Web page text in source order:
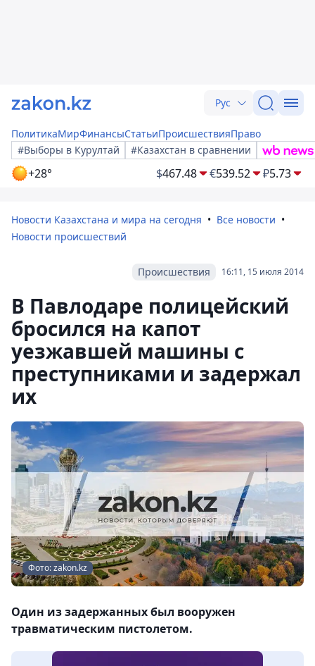
Рус
ПолитикаМирФинансыСтатьиПроисшествияПраво
#Выборы в Курултай
#Казахстан в сравнении
+28° $467.48 €539.52 ₽5.73
Новости Казахстана и мира на сегодня
Все новости
Новости происшествий
16:11, 15 июля 2014
Происшествия
В Павлодаре полицейский
бросился на капот
уезжавшей машины с
преступниками и задержал
их
Фото: zakon.kz
Один из задержанных был вооружен
травматическим пистолетом.